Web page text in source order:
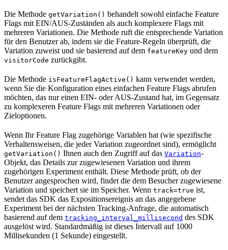
Die Methode getVariation() behandelt sowohl einfache Feature
Flags mit EIN/AUS-Zuständen als auch komplexere Flags mit
mehreren Variationen. Die Methode ruft die entsprechende Variation
für den Benutzer ab, indem sie die Feature-Regeln überprüft, die
Variation zuweist und sie basierend auf dem featureKey und dem
visitorCode zurückgibt.
Die Methode isFeatureFlagActive() kann verwendet werden,
wenn Sie die Konfiguration eines einfachen Feature Flags abrufen
möchten, das nur einen EIN- oder AUS-Zustand hat, im Gegensatz
zu komplexeren Feature Flags mit mehreren Variationen oder
Zieloptionen.
Wenn Ihr Feature Flag zugehörige Variablen hat (wie spezifische
Verhaltensweisen, die jeder Variation zugeordnet sind), ermöglicht
getVariation() Ihnen auch den Zugriff auf das Variation-
Objekt, das Details zur zugewiesenen Variation und ihrem
zugehörigen Experiment enthält. Diese Methode prüft, ob der
Benutzer angesprochen wird, findet die dem Besucher zugewiesene
Variation und speichert sie im Speicher. Wenn track=true ist,
sendet das SDK das Expositionsereignis an das angegebene
Experiment bei der nächsten Tracking-Anfrage, die automatisch
basierend auf dem tracking_interval_millisecond des SDK
ausgelöst wird. Standardmäßig ist dieses Intervall auf 1000
Millisekunden (1 Sekunde) eingestellt.